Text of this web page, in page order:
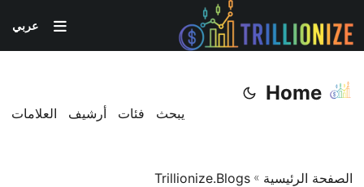
عربي
Home
يبحث فئات أرشيف العلامات
الصفحة الرئيسية »
Trillionize.Blogs